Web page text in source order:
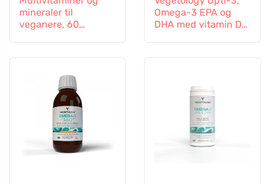
mineraler til
veganere, 60
Omega-3 EPA og
DHA med vitamin D3,